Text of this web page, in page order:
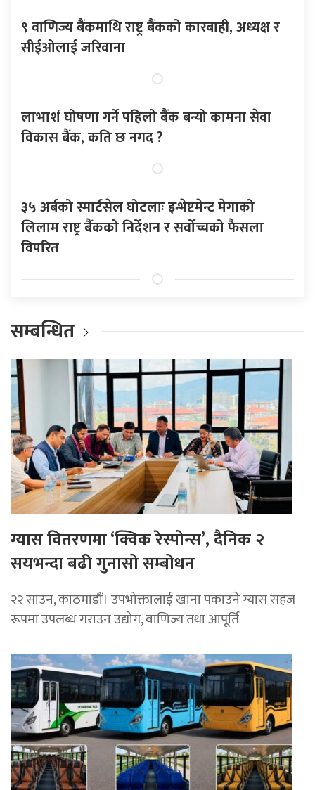
९ वाणिज्य बैंकमाथि राष्ट्र बैंकको कारबाही, अध्यक्ष र
सीईओलाई जरिवाना
लाभाशं घोषणा गर्ने पहिलो बैंक बन्यो कामना सेवा
विकास बैंक, कति छ नगद ?
३५ अर्बको स्मार्टसेल घोटलाः इन्भेष्टमेन्ट मेगाको
लिलाम राष्ट्र बैंकको निर्देशन र सर्वोच्चको फैसला
विपरित
सम्बन्धित
ग्यास वितरणमा ‘क्विक रेस्पोन्स’, दैनिक २
सयभन्दा बढी गुनासो सम्बोधन
२२ साउन, काठमाडाैं। उपभोक्तालाई खाना पकाउने ग्यास सहज
रूपमा उपलब्ध गराउन उद्योग, वाणिज्य तथा आपूर्ति